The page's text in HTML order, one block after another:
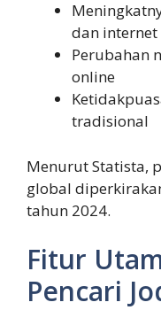
dan internet
Perubahan
online
tradisional
Menurut Statista,
global
tahun 2024.
Fitur
Pencari